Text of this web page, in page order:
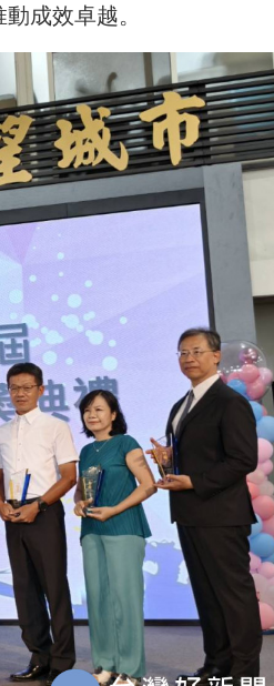
成效卓越。